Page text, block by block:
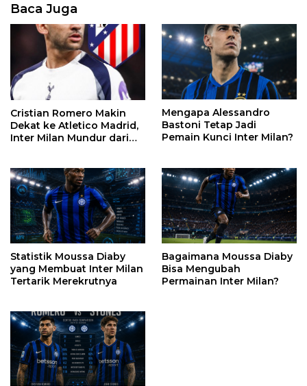
Baca Juga
Cristian Romero Makin
Dekat ke Atletico Madrid,
Inter Milan Mundur dari
Mengapa Alessandro
Bastoni Tetap Jadi
Pemain Kunci Inter Milan?
Statistik Moussa Diaby
yang Membuat Inter Milan
Tertarik Merekrutnya
Bagaimana Moussa Diaby
Bisa Mengubah
Permainan Inter Milan?